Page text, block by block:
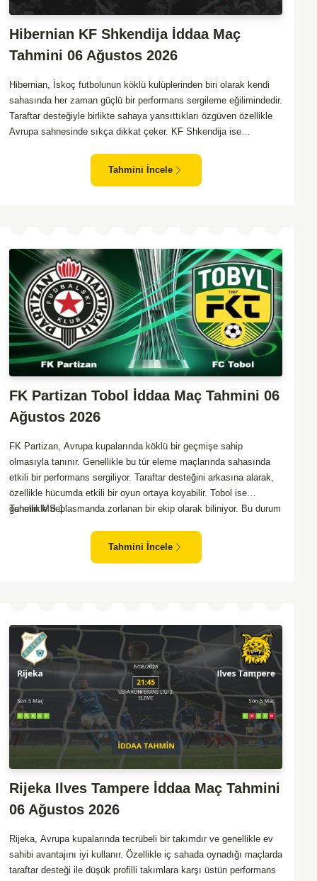
Hibernian KF Shkendija İddaa Maç
Tahmini 06 Ağustos 2026
Hibernian, İskoç futbolunun köklü kulüplerinden biri olarak kendi
sahasında her zaman güçlü bir performans sergileme eğilimindedir.
Taraftar desteğiyle birlikte sahaya yansıttıkları özgüven özellikle
Avrupa sahnesinde sıkça dikkat çeker. KF Shkendija ise
Avrupa maceralarında tecrübe biriktirmektedir. Ancak deplasman
Tahmini İncele
FK Partizan Tobol İddaa Maç Tahmini 06
Ağustos 2026
FK Partizan, Avrupa kupalarında köklü bir geçmişe sahip
olmasıyla tanınır. Genellikle bu tür eleme maçlarında sahasında
etkili bir performans sergiliyor. Taraftar desteğini arkasına alarak,
özellikle hücumda etkili bir oyun ortaya koyabilir. Tobol ise
genellikle deplasmanda zorlanan bir ekip olarak biliniyor. Bu durum
Tahmin MS 1
Tahmini İncele
Rijeka Ilves Tampere İddaa Maç Tahmini
06 Ağustos 2026
Rijeka, Avrupa kupalarında tecrübeli bir takımdır ve genellikle ev
sahibi avantajını iyi kullanır. Özellikle iç sahada oynadığı maçlarda
taraftar desteği ile düşük profilli takımlara karşı üstün performans